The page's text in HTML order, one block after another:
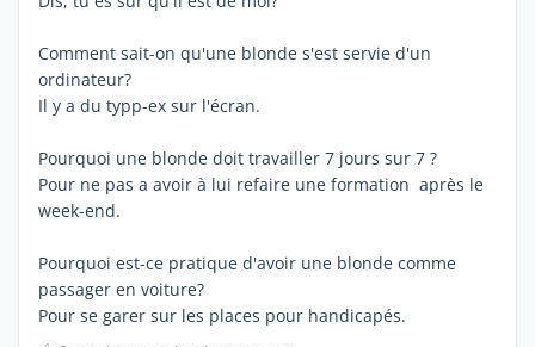
Comment sait-on qu'une blonde s'est servie d'un
ordinateur?
Il y a du typp-ex sur l'écran.
Pourquoi une blonde doit travailler 7 jours sur 7 ?
Pour ne pas a avoir à lui refaire une formation après le
week-end.
Pourquoi est-ce pratique d'avoir une blonde comme
passager en voiture?
Pour se garer sur les places pour handicapés.